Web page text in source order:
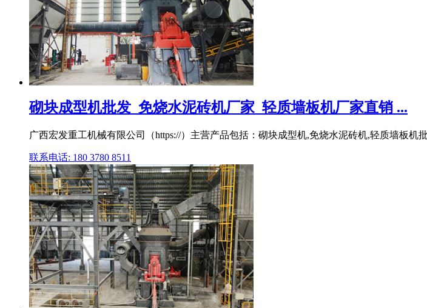
砌块成型机批发_免烧水泥砖机厂家_轻质墙板机厂家直销 ...
广西宏发重工机械有限公司（https://）主营产品包括：砌块成型机,免烧水泥砖机,轻质墙板
联系电话: 180 3780 8511